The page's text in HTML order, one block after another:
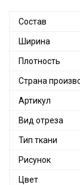
Состав
Ширина
Плотность
Страна
Артикул
Вид отреза
Тип ткани
Рисунок
Цвет